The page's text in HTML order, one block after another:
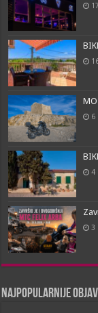
6
4
3
Najpopularnije